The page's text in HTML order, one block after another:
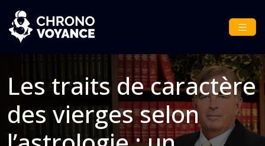
Les traits de caractère
des vierges selon